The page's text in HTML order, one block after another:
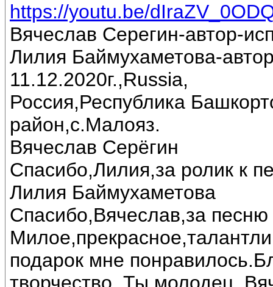
https://youtu.be/
Вячеслав Серегин-автор-
Лилия Баймухаметова-
11.12.2020г.,Russia,
Россия,Республика
район,с.Малояз.
Вячеслав Серёгин
Спасибо,Лилия,за ролик к
Лилия Баймухаметова
Спасибо,Вячеслав,за песню
подарок мне